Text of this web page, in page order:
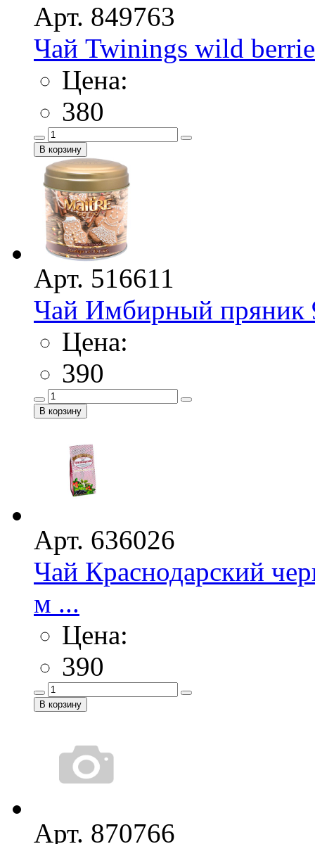
Арт. 849763
Чай Twinings wild
Цена:
380
Арт. 516611
Чай Имбирный пряник
Цена:
390
Арт. 636026
Чай Краснодарский
м ...
Цена:
390
Арт. 870766